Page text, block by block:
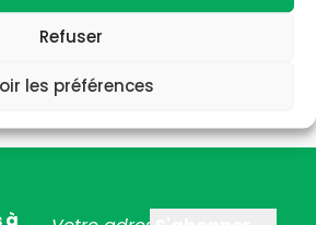
Refuser
les préférences